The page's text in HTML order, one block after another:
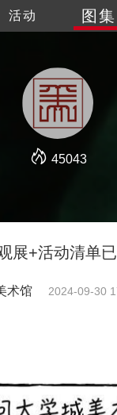
活动 图集
45043
展+活动清单已
术馆 2024-09-30